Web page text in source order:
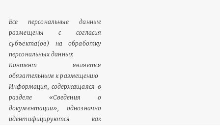
Все персональные данные
размещены с согласия
субъекта(ов) на обработку
персональных данных
Контент является
обязательным к размещению
Информация, содержащаяся в
разделе «Сведения о
документации», однозначно
идентифицируются как